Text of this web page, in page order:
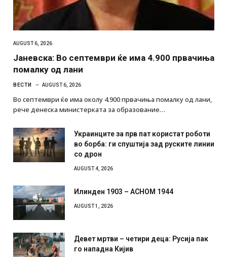
AUGUST 6, 2026
Јаневска: Во септември ќе има 4.900 првачиња
помалку од лани
ВЕСТИ AUGUST 6, 2026
Во септември ќе има околу 4.900 првачиња помалку од лани,
рече денеска министерката за образование…
Украинците за прв пат користат роботи
во борба: ги спуштија зад руските линии
со дрон
AUGUST 4, 2026
Илинден 1903 – АСНОМ 1944
AUGUST 1, 2026
Девет мртви – четири деца: Русија пак
го нападна Кијив